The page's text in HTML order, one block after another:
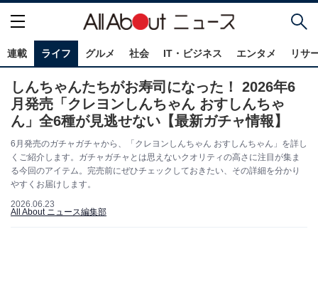
連載 ライフ グルメ 社会 IT・ビジネス エンタメ リサ
しんちゃんたちがお寿司になった！ 2026年6
月発売「クレヨンしんちゃん おすしんちゃ
ん」全6種が見逃せない【最新ガチャ情報】
6月発売のガチャガチャから、「クレヨンしんちゃん おすしんちゃん」を詳し
くご紹介します。ガチャガチャとは思えないクオリティの高さに注目が集ま
る今回のアイテム。完売前にぜひチェックしておきたい、その詳細を分かり
やすくお届けします。
2026.06.23
All About ニュース編集部